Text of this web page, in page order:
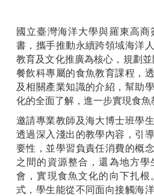
國立臺灣海洋大學與羅東高
書，攜手推動永續跨領域海洋
教育及文化推廣為核心，規劃並
餐飲科專屬的食魚教育課程，
及相關產業知識的介紹，幫助
化的全面了解，進一步實現食魚
邀請專業教師及海大博士班學
透過深入淺出的教學內容，引
要性，並學習負責任消費的概
之間的資源整合，還為地方
會，實現食魚文化的向下扎根
式，學生能從不同面向接觸海